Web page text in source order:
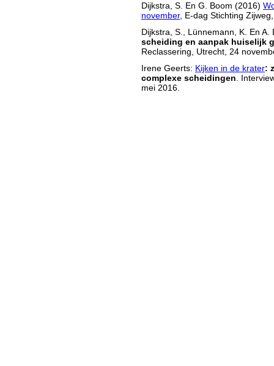
Dijkstra, S. En G. Boom (2016)
november, E-dag Stichting
Dijkstra, S., Lünnemann, K. En
scheiding en aanpak huiselijk
Reclassering, Utrecht, 24
Irene Geerts: Kijken in de krater:
complexe scheidingen.
mei 2016.